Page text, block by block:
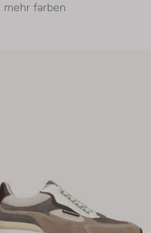
mehr farben